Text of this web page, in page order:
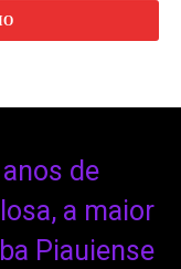
de
a maior
Piauiense